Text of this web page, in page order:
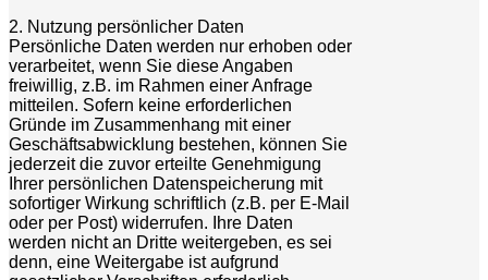
2. Nutzung persönlicher Daten
Persönliche Daten werden nur erhoben oder
verarbeitet, wenn Sie diese Angaben
freiwillig, z.B. im Rahmen einer Anfrage
mitteilen. Sofern keine erforderlichen
Gründe im Zusammenhang mit einer
Geschäftsabwicklung bestehen, können Sie
jederzeit die zuvor erteilte Genehmigung
Ihrer persönlichen Datenspeicherung mit
sofortiger Wirkung schriftlich (z.B. per E-Mail
oder per Post) widerrufen. Ihre Daten
werden nicht an Dritte weitergeben, es sei
denn, eine Weitergabe ist aufgrund